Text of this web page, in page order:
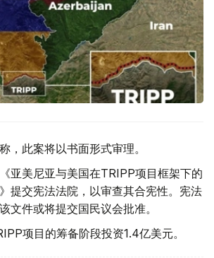
，此案将以书面形式审理。
亚美尼亚与美国在TRIPP项目框架下的
提交宪法法院，以审查其合宪性。宪法
文件或将提交国民议会批准。
项目的筹备阶段投资1.4亿美元。